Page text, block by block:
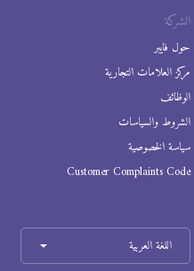
الشركة
حول فايبر
مركز العلامات التجارية
الوظائف
الشروط والسياسات
سياسة الخصوصية
Customer Complaints Code
اللغة العربية